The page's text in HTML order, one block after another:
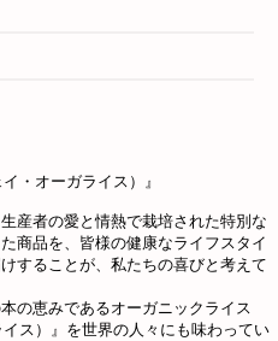
・オーガライス）』
産者の愛と情熱で栽培された特別な
商品を、皆様の健康なライフスタイ
することが、私たちの喜びと考えて
の恵みであるオーガニックライス
ス）』を世界の人々にも味わってい